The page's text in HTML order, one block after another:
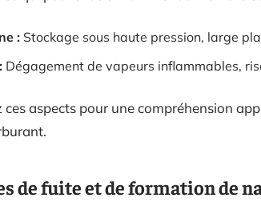
: Stockage sous haute pression, large
Dégagement de vapeurs inflammables,
ces aspects pour une compréhension
de fuite et de formation de